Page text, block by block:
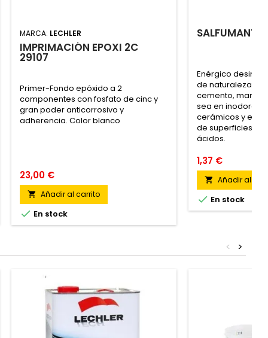
MARCA: LECHLER
IMPRIMACIÓN EPOXI 2C
29107
Primer-Fondo epóxido a 2
componentes con fosfato de cinc y
gran poder anticorrosivo y
adherencia. Color blanco
23,00 €
 Añadir al carrito
 En stock
SALFUMANT
Enérgico
de naturaleza
cemento,
sea en inodoros,
cerámicos y en
de superficies
ácidos.
1,37 €
 Añadir al
 En stock
>
<